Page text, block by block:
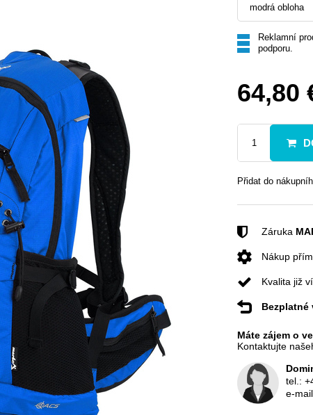
modrá obloha
Reklamní
podporu.
64,80
Přidat do
Záruka
Nákup
Kvalita již
Bezplatné
Máte zájem o
Kontaktujte
tel.:
e-